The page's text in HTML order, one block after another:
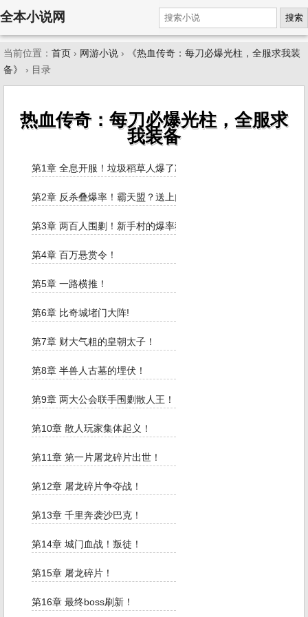
全本小说网 搜索
当前位置： 首页 › 网游小说 ›
《热血传奇：每刀必爆光柱，全服求我装
备》
› 目录
热血传奇：每刀必爆光柱，全服求
我装备
第1章 全息开服！垃圾稻草人爆了凝霜！
第2章 反杀叠爆率！霸天盟？送上门的经验包
第3章 两百人围剿！新手村的爆率狂欢！
第4章 百万悬赏令！
第5章 一路横推！
第6章 比奇城堵门大阵!
第7章 财大气粗的皇朝太子！
第8章 半兽人古墓的埋伏！
第9章 两大公会联手围剿散人王！
第10章 散人玩家集体起义！
第11章 第一片屠龙碎片出世！
第12章 屠龙碎片争夺战！
第13章 千里奔袭沙巴克！
第14章 城门血战！叛徒！
第15章 屠龙碎片！
第16章 最终boss刷新！